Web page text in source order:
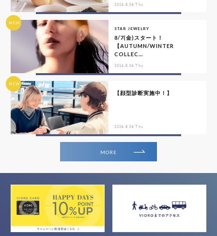
2026.8.06 Thu
NEW
STAR JEWELRY
8/7(金)スタート！
【AUTUMN/WINTER
COLLEC...
2026.8.06 Thu
NEW
【顔型診断実施中！】
2026.8.06 Thu
MORE